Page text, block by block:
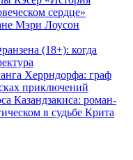
сердце»
Мэри Лоусон
(18+): когда
Херрндорфа: граф
приключений
Казандзакиса: роман-
в судьбе Крита